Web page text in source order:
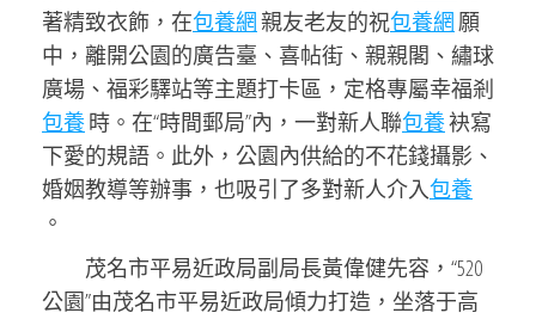
著精致衣飾，在包養網親友老友的祝包養網願
中，離開公園的廣告臺、喜帖街、親親閣、繡球
廣場、福彩驛站等主題打卡區，定格專屬幸福剎
包養時。在“時間郵局”內，一對新人聯包養袂寫
下愛的規語。此外，公園內供給的不花錢攝影、
婚姻教導等辦事，也吸引了多對新人介入包養
。
茂名市平易近政局副局長黃偉健先容，“520
公園”由茂名市平易近政局傾力打造，坐落于高